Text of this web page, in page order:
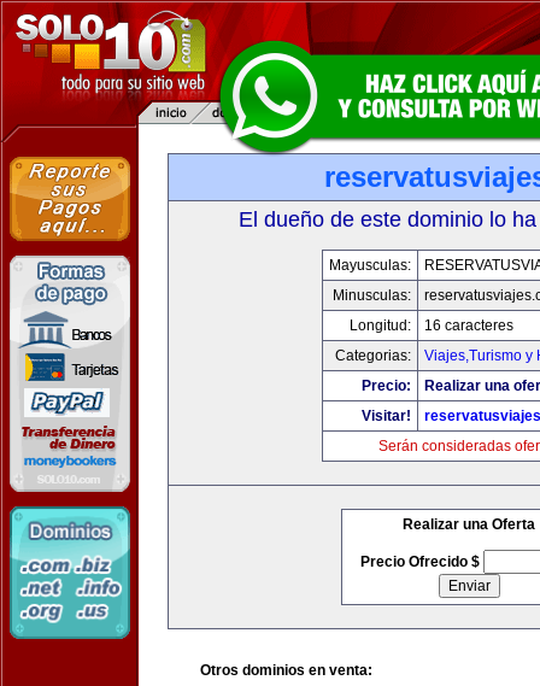
El dueño de este dominio lo
Mayusculas:
Minusculas:
Longitud:
16 caracteres
Categorias:
Viajes,Turismo y
Precio:
Realizar una
Visitar!
Serán consideradas
Realizar una Oferta
Precio Ofrecido $
Otros dominios en venta: